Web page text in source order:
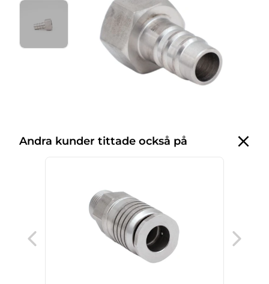
Andra kunder tittade också på